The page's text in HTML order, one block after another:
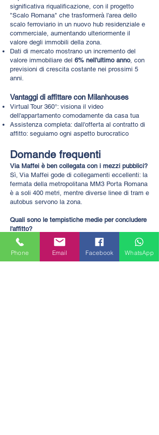
significativa riqualificazione, con il progetto
"Scalo Romana" che trasformerà l'area dello
scalo ferroviario in un nuovo hub residenziale e
commerciale, aumentando ulteriormente il
valore degli immobili della zona.
Dati di mercato mostrano un incremento del
valore immobiliare del 6% nell'ultimo anno, con
previsioni di crescita costante nei prossimi 5
anni.
Vantaggi di affittare con Milanhouses
Virtual Tour 360°: visiona il video
dell'appartamento comodamente da casa tua
Assistenza completa: dall'offerta al contratto di
affitto: seguiamo ogni aspetto burocratico
Domande frequenti
Via Maffei è ben collegata con i mezzi pubblici?
Sì, Via Maffei gode di collegamenti eccellenti: la
fermata della metropolitana MM3 Porta Romana
è a soli 400 metri, mentre diverse linee di tram e
autobus servono la zona.
Quali sono le tempistiche medie per concludere
l'affitto?
Dalla proposta di affitto al contratto, i tempi
medi sono di circa 10-15 giorni, variabili in base
alle tempistiche di approvazione del proprietario
Phone Email Facebook WhatsApp